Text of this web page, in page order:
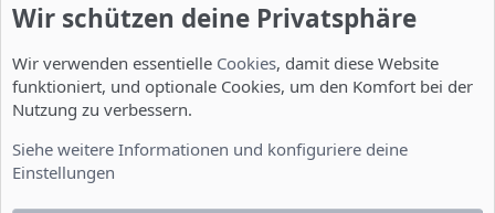
Wir schützen deine Privatsphäre
Wir verwenden essentielle Cookies, damit diese Website
funktioniert, und optionale Cookies, um den Komfort bei der
Nutzung zu verbessern.
Siehe weitere Informationen und konfiguriere deine
Einstellungen